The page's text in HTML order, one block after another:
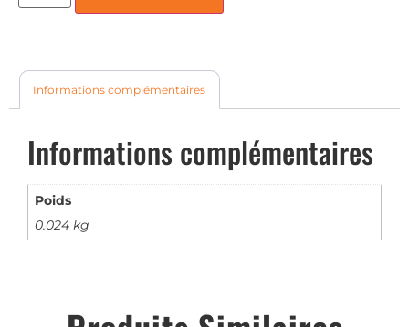
Informations complémentaires
Informations complémentaires
Poids
0.024 kg